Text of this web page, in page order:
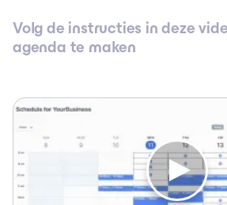
Volg de instructies in deze
agenda te maken